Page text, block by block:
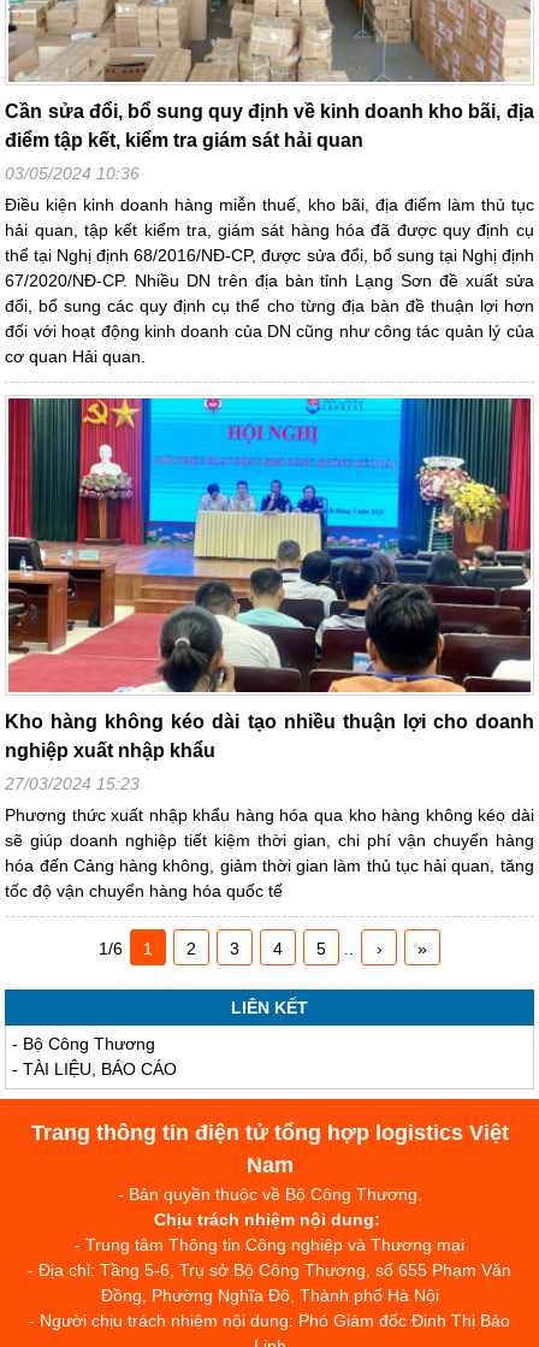
Cần sửa đổi, bổ sung quy định về kinh doanh kho bãi, địa
điểm tập kết, kiểm tra giám sát hải quan
03/05/2024 10:36
Điều kiện kinh doanh hàng miễn thuế, kho bãi, địa điểm làm thủ tục
hải quan, tập kết kiểm tra, giám sát hàng hóa đã được quy định cụ
thể tại Nghị định 68/2016/NĐ-CP, được sửa đổi, bổ sung tại Nghị định
67/2020/NĐ-CP. Nhiều DN trên địa bàn tỉnh Lạng Sơn đề xuất sửa
đổi, bổ sung các quy định cụ thể cho từng địa bàn đề thuận lợi hơn
đối với hoạt động kinh doanh của DN cũng như công tác quản lý của
cơ quan Hải quan.
Kho hàng không kéo dài tạo nhiều thuận lợi cho doanh
nghiệp xuất nhập khẩu
27/03/2024 15:23
Phương thức xuất nhập khẩu hàng hóa qua kho hàng không kéo dài
sẽ giúp doanh nghiệp tiết kiệm thời gian, chi phí vận chuyển hàng
hóa đến Cảng hàng không, giảm thời gian làm thủ tục hải quan, tăng
tốc độ vận chuyển hàng hóa quốc tế
1/6 1 2 3 4 5 › »
LIÊN KẾT
- Bộ Công Thương
-TÀI LIỆU, BÁO CÁO
Trang thông tin điện tử tổng hợp logistics Việt
Nam
- Bản quyền thuộc về Bộ Công Thương.
Chịu trách nhiệm nội dung:
- Trung tâm Thông tin Công nghiệp và Thương mại
- Địa chỉ: Tầng 5-6, Trụ sở Bộ Công Thương, số 655 Phạm Văn
Đồng, Phường Nghĩa Đô, Thành phố Hà Nội
- Người chịu trách nhiệm nội dung: Phó Giám đốc Đinh Thị Bảo